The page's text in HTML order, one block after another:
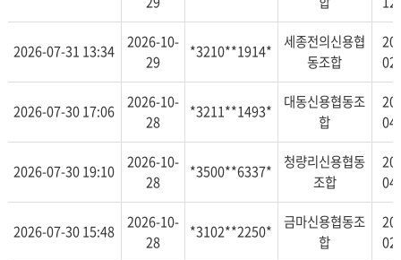
2026-07-31 13:34
2026-10-
29
*3210**1914*
세종전의신용협
동조합
2026-07-30 17:06
2026-10-
28
*3211**1493*
대동신용협동조
합
2026-07-30 19:10
2026-10-
28
*3500**6337*
청량리신용협동
조합
2026-07-30 15:48
2026-10-
28
*3102**2250*
금마신용협동조
합